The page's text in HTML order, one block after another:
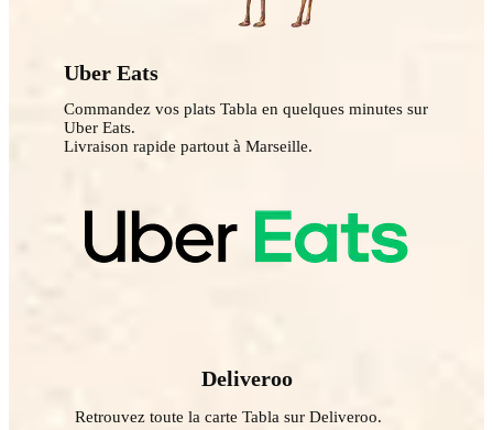
Uber Eats
Commandez vos plats Tabla en quelques minutes sur
Uber Eats.
Livraison rapide partout à Marseille.
Deliveroo
Retrouvez toute la carte Tabla sur Deliveroo.